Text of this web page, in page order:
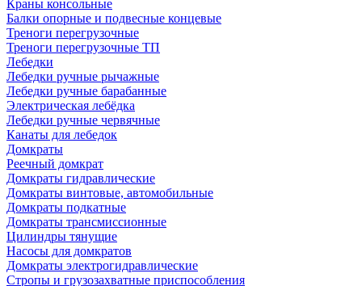
Краны консольные
Балки опорные и подвесные концевые
Треноги перегрузочные
Треноги перегрузочные ТП
Лебедки
Лебедки ручные рычажные
Лебедки ручные барабанные
Электрическая лебёдка
Лебедки ручные червячные
Канаты для лебедок
Домкраты
Реечный домкрат
Домкраты гидравлические
Домкраты винтовые, автомобильные
Домкраты подкатные
Домкраты трансмиссионные
Цилиндры тянущие
Насосы для домкратов
Домкраты электрогидравлические
Стропы и грузозахватные приспособления